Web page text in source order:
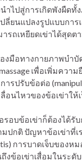
ำไปสู่การเกิดพังผืดทั้
ลี่ยนแปลงรูปแบบการ
รถเหยียดเข่าได้สุดต
งมือทางกายภาพบำ
เพื่อเพิ่มควา
ารปรับข้อต่อ
อนไหวของข้อเข่าให้
รอบข้อเข่าก็ต้องได้รั
ปกติ ปัญหาข้อเข่าที่เ
การบาดเจ็บของห
งข้อเข่าเสื่อมในระดั